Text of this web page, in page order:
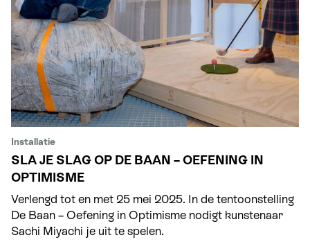
Installatie
SLA JE SLAG OP DE BAAN – OEFENING IN
OPTIMISME
Verlengd tot en met 25 mei 2025. In de tentoonstelling
De Baan – Oefening in Optimisme nodigt kunstenaar
Sachi Miyachi je uit te spelen.